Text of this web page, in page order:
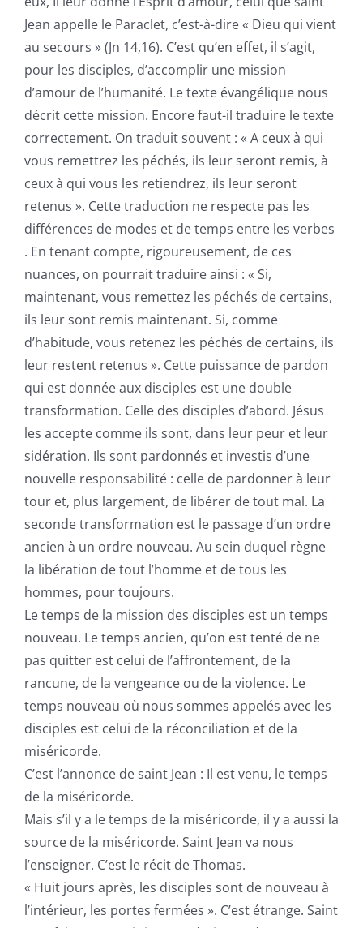
Jean appelle le Paraclet, c’est-à-dire « Dieu qui vient
au secours » (Jn 14,16). C’est qu’en effet, il s’agit,
pour les disciples, d’accomplir une mission
d’amour de l’humanité. Le texte évangélique nous
décrit cette mission. Encore faut-il traduire le texte
correctement. On traduit souvent : « A ceux à qui
vous remettrez les péchés, ils leur seront remis, à
ceux à qui vous les retiendrez, ils leur seront
retenus ». Cette traduction ne respecte pas les
différences de modes et de temps entre les verbes
. En tenant compte, rigoureusement, de ces
nuances, on pourrait traduire ainsi : « Si,
maintenant, vous remettez les péchés de certains,
ils leur sont remis maintenant. Si, comme
d’habitude, vous retenez les péchés de certains, ils
leur restent retenus ». Cette puissance de pardon
qui est donnée aux disciples est une double
transformation. Celle des disciples d’abord. Jésus
les accepte comme ils sont, dans leur peur et leur
sidération. Ils sont pardonnés et investis d’une
nouvelle responsabilité : celle de pardonner à leur
tour et, plus largement, de libérer de tout mal. La
seconde transformation est le passage d’un ordre
ancien à un ordre nouveau. Au sein duquel règne
la libération de tout l’homme et de tous les
hommes, pour toujours.
Le temps de la mission des disciples est un temps
nouveau. Le temps ancien, qu’on est tenté de ne
pas quitter est celui de l’affrontement, de la
rancune, de la vengeance ou de la violence. Le
temps nouveau où nous sommes appelés avec les
disciples est celui de la réconciliation et de la
miséricorde.
C’est l’annonce de saint Jean : Il est venu, le temps
de la miséricorde.
Mais s’il y a le temps de la miséricorde, il y a aussi la
source de la miséricorde. Saint Jean va nous
l’enseigner. C’est le récit de Thomas.
« Huit jours après, les disciples sont de nouveau à
l’intérieur, les portes fermées ». C’est étrange. Saint